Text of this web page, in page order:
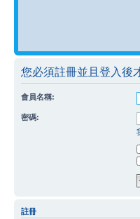
您必須註冊並且登入後
會員名稱:
密碼:
註冊